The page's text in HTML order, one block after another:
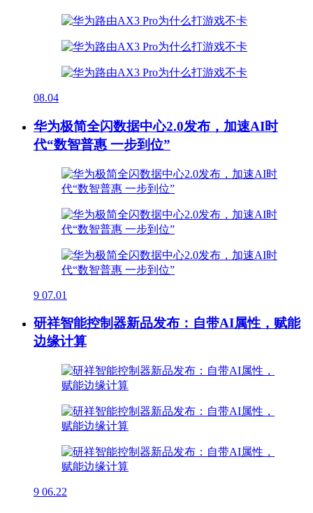
08.04
华为极简全闪数据中心2.0发布，加速AI时
代“数智普惠 一步到位”
9 07.01
研祥智能控制器新品发布：自带AI属性，赋能
边缘计算
9 06.22